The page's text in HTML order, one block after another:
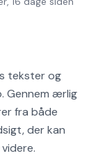
tekster og
Gennem ærlig
fra både
der kan